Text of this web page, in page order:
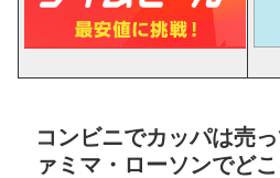
コンビニでカッパは売
ァミマ・ローソンでど